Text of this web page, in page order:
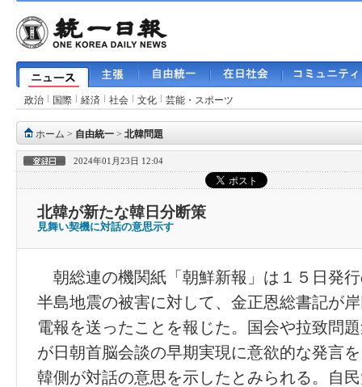
政治 国際 経済 社会 文化 芸能・スポーツ
ホーム > 自由統一 > 北韓問題
2024年01月23日 12:04
北韓が新たな韓日分断策
見舞い契機に対話の意思示す
朝総連の機関紙「朝鮮新報」は１５日発
半島地震の被害に対して、金正恩総書記が
電報を送ったことを報じた。国会や拉致問
が日朝首脳会談の早期実現に意欲的な発言
韓側が対話の意思を示したとみられる。自